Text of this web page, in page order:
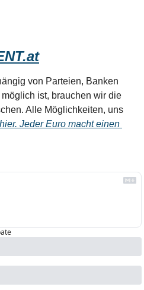
von Parteien, Banken
ist, brauchen wir die
Alle Möglichkeiten, uns
hier. Jeder Euro macht einen